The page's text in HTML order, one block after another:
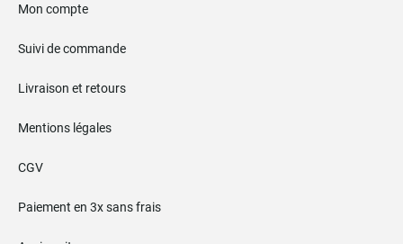
Mon compte
Suivi de commande
Livraison et retours
Mentions légales
CGV
Paiement en 3x sans frais